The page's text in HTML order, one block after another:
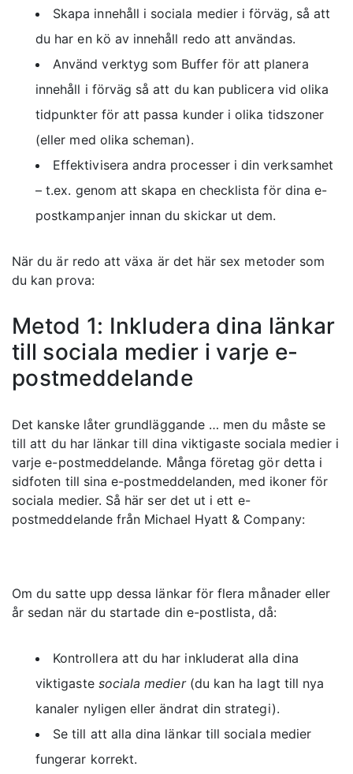
Skapa innehåll i sociala medier i förväg, så att
du har en kö av innehåll redo att användas.
Använd verktyg som Buffer för att planera
innehåll i förväg så att du kan publicera vid olika
tidpunkter för att passa kunder i olika tidszoner
(eller med olika scheman).
Effektivisera andra processer i din verksamhet
– t.ex. genom att skapa en checklista för dina e-
postkampanjer innan du skickar ut dem.
När du är redo att växa är det här sex metoder som
du kan prova:
Metod 1: Inkludera dina länkar
till sociala medier i varje e-
postmeddelande
Det kanske låter grundläggande … men du måste se
till att du har länkar till dina viktigaste sociala medier i
varje e-postmeddelande. Många företag gör detta i
sidfoten till sina e-postmeddelanden, med ikoner för
sociala medier. Så här ser det ut i ett e-
postmeddelande från Michael Hyatt & Company:
Om du satte upp dessa länkar för flera månader eller
år sedan när du startade din e-postlista, då:
Kontrollera att du har inkluderat alla dina
viktigaste sociala medier(du kan ha lagt till nya
kanaler nyligen eller ändrat din strategi).
Se till att alla dina länkar till sociala medier
fungerar korrekt.